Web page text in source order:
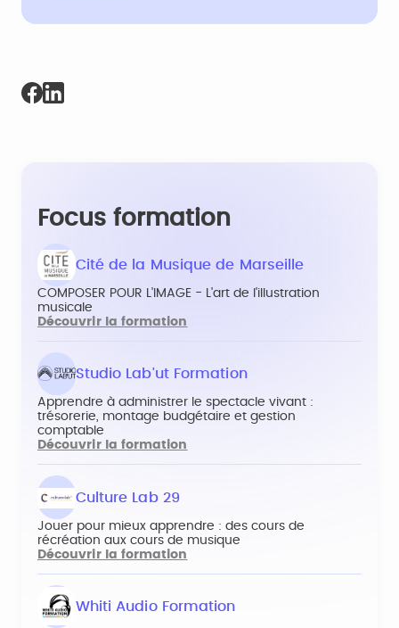
Focus formation
Cité de la Musique de Marseille
COMPOSER POUR L'IMAGE - L'art de l'illustration
musicale
Découvrir la formation
Studio Lab'ut Formation
Apprendre à administrer le spectacle vivant :
trésorerie, montage budgétaire et gestion
comptable
Découvrir la formation
Culture Lab 29
Jouer pour mieux apprendre : des cours de
récréation aux cours de musique
Découvrir la formation
Whiti Audio Formation